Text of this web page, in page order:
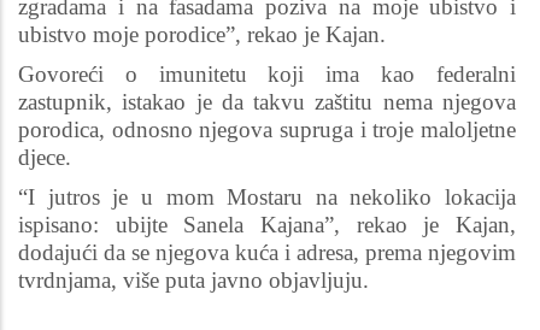
zgradama i na fasadama poziva na moje ubistvo i
ubistvo moje porodice”, rekao je Kajan.
Govoreći o imunitetu koji ima kao federalni
zastupnik, istakao je da takvu zaštitu nema njegova
porodica, odnosno njegova supruga i troje maloljetne
djece.
“I jutros je u mom Mostaru na nekoliko lokacija
ispisano: ubijte Sanela Kajana”, rekao je Kajan,
dodajući da se njegova kuća i adresa, prema njegovim
tvrdnjama, više puta javno objavljuju.